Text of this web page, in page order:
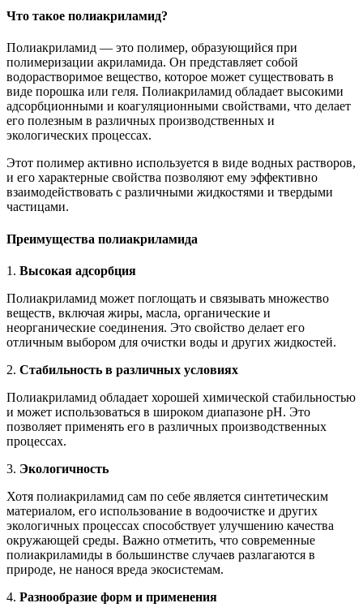
Что такое полиакриламид?
Полиакриламид — это полимер, образующийся при
полимеризации акриламида. Он представляет собой
водорастворимое вещество, которое может существовать в
виде порошка или геля. Полиакриламид обладает высокими
адсорбционными и коагуляционными свойствами, что делает
его полезным в различных производственных и
экологических процессах.
Этот полимер активно используется в виде водных растворов,
и его характерные свойства позволяют ему эффективно
взаимодействовать с различными жидкостями и твердыми
частицами.
Преимущества полиакриламида
1. Высокая адсорбция
Полиакриламид может поглощать и связывать множество
веществ, включая жиры, масла, органические и
неорганические соединения. Это свойство делает его
отличным выбором для очистки воды и других жидкостей.
2. Стабильность в различных условиях
Полиакриламид обладает хорошей химической стабильностью
и может использоваться в широком диапазоне pH. Это
позволяет применять его в различных производственных
процессах.
3. Экологичность
Хотя полиакриламид сам по себе является синтетическим
материалом, его использование в водоочистке и других
экологичных процессах способствует улучшению качества
окружающей среды. Важно отметить, что современные
полиакриламиды в большинстве случаев разлагаются в
природе, не нанося вреда экосистемам.
4. Разнообразие форм и применения